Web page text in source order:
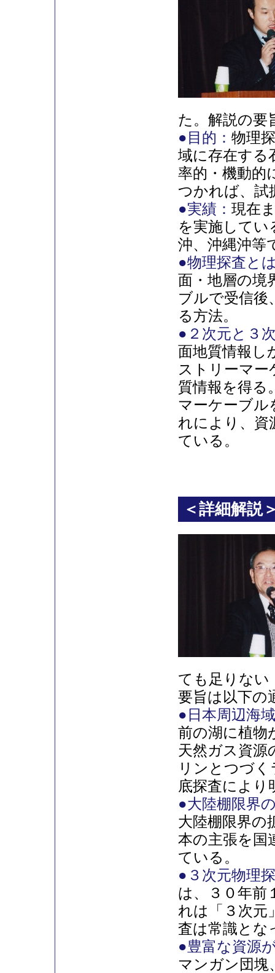
た。解説の要
●目的： 物理
域に存在する
率的・機動的
つかれば、試
●実績： 現在
を実施してい
沖、沖縄沖等
●物理探査と
面・地層の境
ブルで受信後
る方法。
●２次元と３
面地質情報し
ストリーマー
質情報を得る
マーケーブル
れにより、資
ている。
＜詳細解説
ても足りない
要旨は以下の
●日本周辺海
前の湖に植物
天然ガス資源
リンとつづ
底探査により
●大陸棚限界
大陸棚限界の
本の主張を国
ている。
●３次元物理
は、３０年前
れは「３次元
査は常識とな
●豊富な資源
マンガン団塊